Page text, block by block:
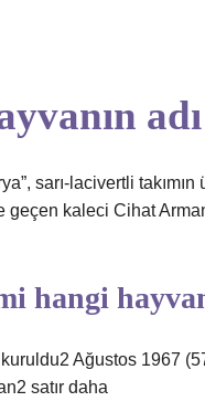
sarı-lacivertli
kaleci Cihat
hangi
Ağustos 1967
satır daha